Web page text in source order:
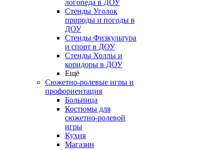
логопеда в ДОУ
Стенды Уголок
природы и погоды в
ДОУ
Стенды Физкультура
и спорт в ДОУ
Стенды Холлы и
коридоры в ДОУ
Ещё
Сюжетно-ролевые игры и
профориентация
Больница
Костюмы для
сюжетно-ролевой
игры
Кухня
Магазин